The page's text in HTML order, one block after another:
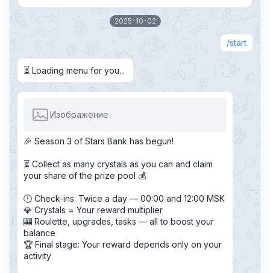
2025-10-02
start
⏳ Loading menu for you...
Изображение
🎉 Season 3 of Stars Bank has begun!
⏳ Collect as many crystals as you can and claim
your share of the prize pool 💰
🕛 Check-ins: Twice a day — 00:00 and 12:00 MSK
💎 Crystals = Your reward multiplier
🎰 Roulette, upgrades, tasks — all to boost your
balance
🏆 Final stage: Your reward depends only on your
activity